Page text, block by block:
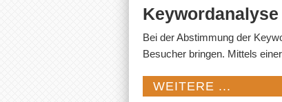
Keywordanalyse
Bei der Abstimmung der
Besucher bringen. Mittels
WEITERE ...